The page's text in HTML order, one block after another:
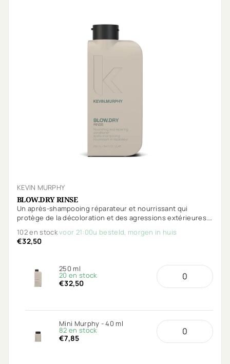
KEVIN MURPHY
BLOW.DRY RINSE
Un après-shampooing réparateur et nourrissant qui
protège de la décoloration et des agressions extérieures.
protection thermique.
102 en stockvoor 21:00u besteld, morgen in huis
€32,50
250 ml
20 en stock
€32,50
Mini Murphy - 40 ml
82 en stock
€7,85